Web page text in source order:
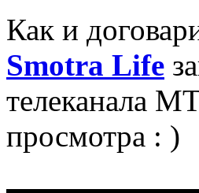
Как и
Smotra Life
телеканала
просмотра : )